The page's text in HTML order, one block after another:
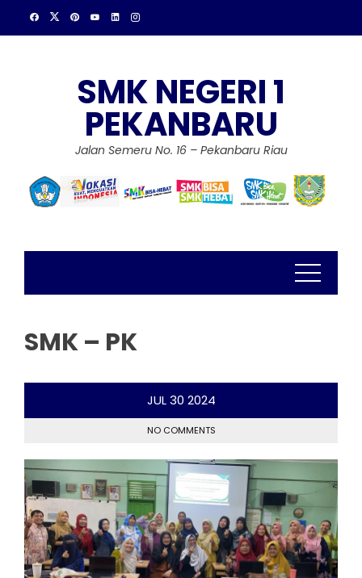
SMK NEGERI 1
PEKANBARU
Jalan Semeru No. 16 – Pekanbaru Riau
SMK – PK
JUL 30 2024
NO COMMENTS